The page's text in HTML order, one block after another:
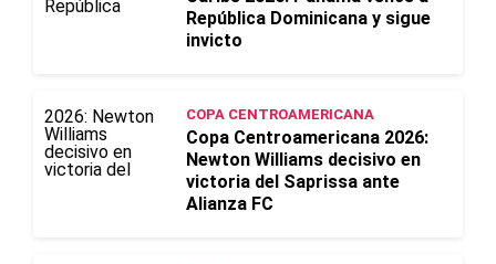
República Dominicana y sigue
invicto
COPA CENTROAMERICANA
Copa Centroamericana 2026:
Newton Williams decisivo en
victoria del Saprissa ante
Alianza FC